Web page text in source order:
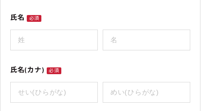
氏名 必須
氏名(カナ) 必須